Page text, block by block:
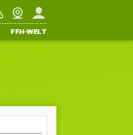
WebcamMein FFH
FFH-WELT